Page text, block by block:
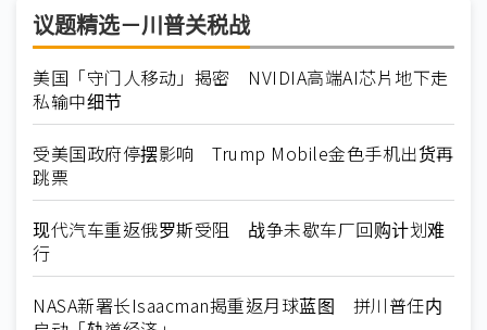
议题精选－川普关税战
美国「守门人移动」揭密 NVIDIA高端AI芯片地下走
私输中细节
受美国政府停摆影响 Trump Mobile金色手机出货再
跳票
现代汽车重返俄罗斯受阻 战争未歇车厂回购计划难
行
NASA新署长Isaacman揭重返月球蓝图 拼川普任内